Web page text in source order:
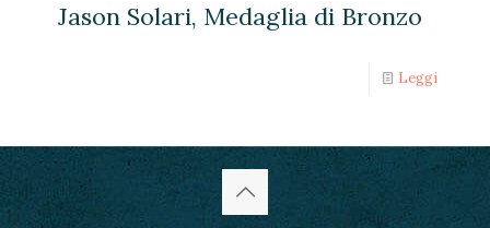
Jason Solari, Medaglia di Bronzo
Leggi